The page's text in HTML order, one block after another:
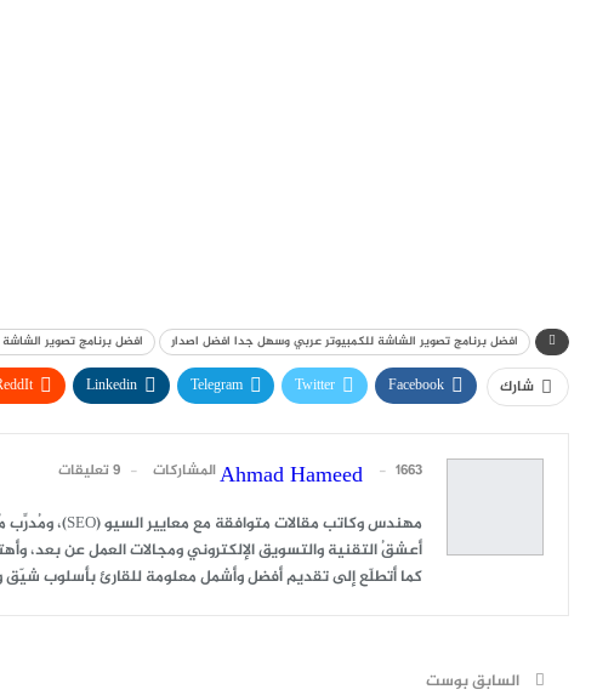
افضل برنامج تصوير الشاشة للكمبيوتر عربي وسهل جدا افضل اصدار افضل برنامج تصوير الشاشة
شارك Facebook
Twitter
Telegram
Linkedin
Ahmad Hameed 1663 المشاركات 9 تعليقات
مهندس وكاتب مقالات متوافقة مع معايير السيو (SEO)، ومُدرِّب مُعتمد في الهلال الأحمر في مجال التدريب المهني ودعم المشاريع الصغيرة.
أعشقُ التقنية والتسويق الإلكتروني ومجالات العمل عن بعد،
كما أتطلّع إلى تقديم أفضل وأشمل معلومة للقارئ بأسلوب شيّق
السابق بوست